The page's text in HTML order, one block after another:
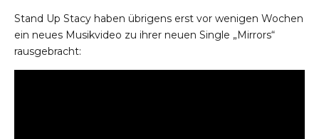
Stand Up Stacy haben übrigens erst vor wenigen Wochen
ein neues Musikvideo zu ihrer neuen Single „Mirrors“
rausgebracht: